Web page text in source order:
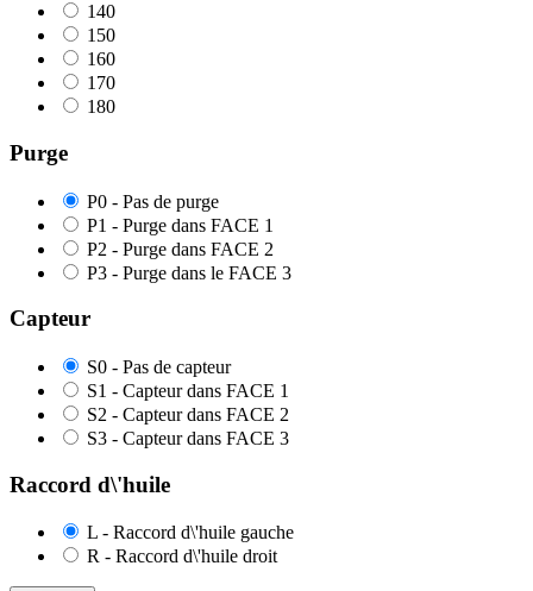
140
150
160
170
180
Purge
P0 - Pas de purge
P1 - Purge dans FACE 1
P2 - Purge dans FACE 2
P3 - Purge dans le FACE 3
Capteur
S0 - Pas de capteur
S1 - Capteur dans FACE 1
S2 - Capteur dans FACE 2
S3 - Capteur dans FACE 3
Raccord d\'huile
L - Raccord d\'huile gauche
R - Raccord d\'huile droit